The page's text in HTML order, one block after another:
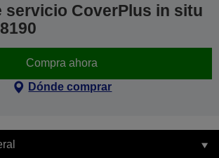
servicio CoverPlus in situ
Compra ahora
Dónde comprar